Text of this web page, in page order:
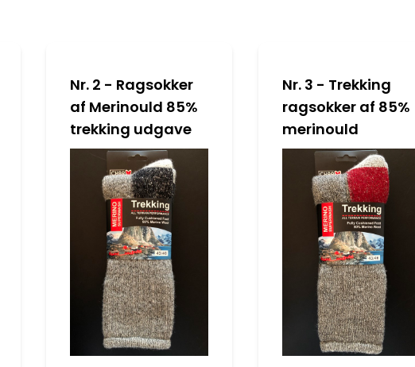
Nr. 2 - Ragsokker
af Merinould 85%
trekking udgave
Nr. 3 - Trekking
ragsokker af 85%
merinould